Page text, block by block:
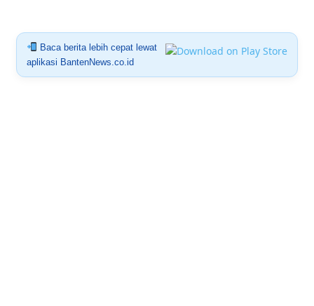
Baca berita lebih cepat lewat
aplikasi BantenNews.co.id